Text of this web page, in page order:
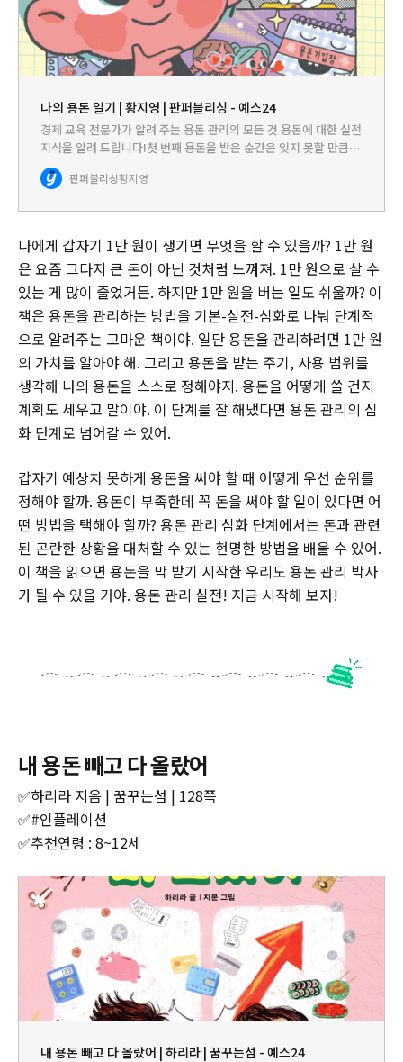
나의 용돈 일기 | 황지영 | 판퍼블리싱 - 예스24
경제 교육 전문가가 알려 주는 용돈 관리의 모든 것 용돈에 대한 실전
지식을 알려 드립니다!첫 번째 용돈을 받은 순간은 잊지 못할 만큼 벅
찹니다. 난생 처음 내 마음대로 쓸 수 있는 돈이 생겼으니까요. 하지
만 선뜻 쓰기 어렵습니다. 처음 생긴 내 돈이라 쓰기…
판퍼블리싱황지영
나에게 갑자기 1만 원이 생기면 무엇을 할 수 있을까? 1만 원
은 요즘 그다지 큰 돈이 아닌 것처럼 느껴져. 1만 원으로 살 수
있는 게 많이 줄었거든. 하지만 1만 원을 버는 일도 쉬울까? 이
책은 용돈을 관리하는 방법을 기본-실전-심화로 나눠 단계적
으로 알려주는 고마운 책이야. 일단 용돈을 관리하려면 1만 원
의 가치를 알아야 해. 그리고 용돈을 받는 주기, 사용 범위를
생각해 나의 용돈을 스스로 정해야지. 용돈을 어떻게 쓸 건지
계획도 세우고 말이야. 이 단계를 잘 해냈다면 용돈 관리의 심
화 단계로 넘어갈 수 있어.
갑자기 예상치 못하게 용돈을 써야 할 때 어떻게 우선 순위를
정해야 할까. 용돈이 부족한데 꼭 돈을 써야 할 일이 있다면 어
떤 방법을 택해야 할까? 용돈 관리 심화 단계에서는 돈과 관련
된 곤란한 상황을 대처할 수 있는 현명한 방법을 배울 수 있어.
이 책을 읽으면 용돈을 막 받기 시작한 우리도 용돈 관리 박사
가 될 수 있을 거야. 용돈 관리 실전! 지금 시작해 보자!
내 용돈 빼고 다 올랐어
✅하리라 지음 | 꿈꾸는섬 | 128쪽
✅#인플레이션
✅추천연령 : 8~12세
내 용돈 빼고 다 올랐어 | 하리라 | 꿈꾸는섬 - 예스24